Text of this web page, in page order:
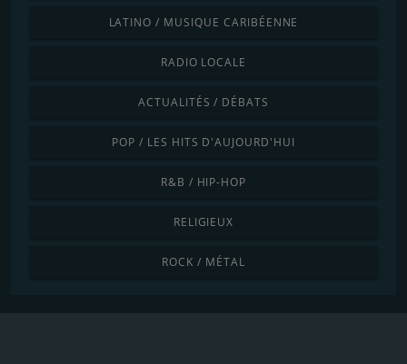
LATINO / MUSIQUE CARIBÉENNE
RADIO LOCALE
ACTUALITÉS / DÉBATS
POP / LES HITS D'AUJOURD'HUI
R&B / HIP-HOP
RELIGIEUX
ROCK / MÉTAL